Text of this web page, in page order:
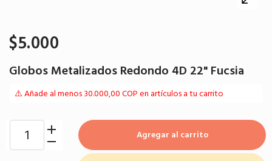
$5.000
Globos Metalizados Redondo 4D 22" Fucsia
⚠️ Añade al menos 30.000,00 COP en artículos a tu carrito
Agregar al carrito